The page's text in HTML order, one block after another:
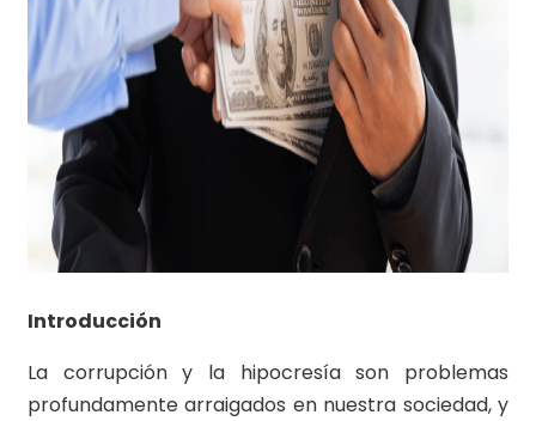
Introducción
La corrupción y la hipocresía son problemas
profundamente arraigados en nuestra sociedad, y